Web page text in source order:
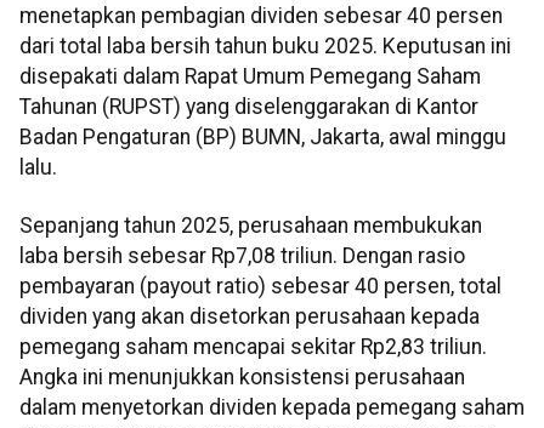
menetapkan pembagian dividen sebesar 40 persen
dari total laba bersih tahun buku 2025. Keputusan ini
disepakati dalam Rapat Umum Pemegang Saham
Tahunan (RUPST) yang diselenggarakan di Kantor
Badan Pengaturan (BP) BUMN, Jakarta, awal minggu
lalu.
Sepanjang tahun 2025, perusahaan membukukan
laba bersih sebesar Rp7,08 triliun. Dengan rasio
pembayaran (payout ratio) sebesar 40 persen, total
dividen yang akan disetorkan perusahaan kepada
pemegang saham mencapai sekitar Rp2,83 triliun.
Angka ini menunjukkan konsistensi perusahaan
dalam menyetorkan dividen kepada pemegang saham